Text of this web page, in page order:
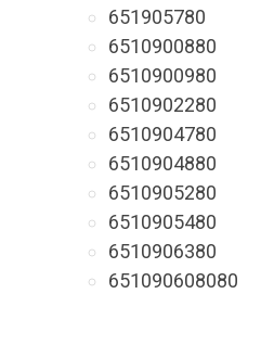
651905780
6510900880
6510900980
6510902280
6510904780
6510904880
6510905280
6510905480
6510906380
651090608080